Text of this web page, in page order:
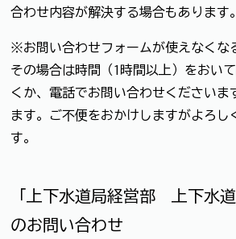
合わせ内容が解決する場合もあります。
※お問い合わせフォームが使えなくな
その場合は時間（1時間以上）をおい
くか、電話でお問い合わせくださいま
ます。ご不便をおかけしますがよろし
す。
「上下水道局経営部 上下水
のお問い合わせ